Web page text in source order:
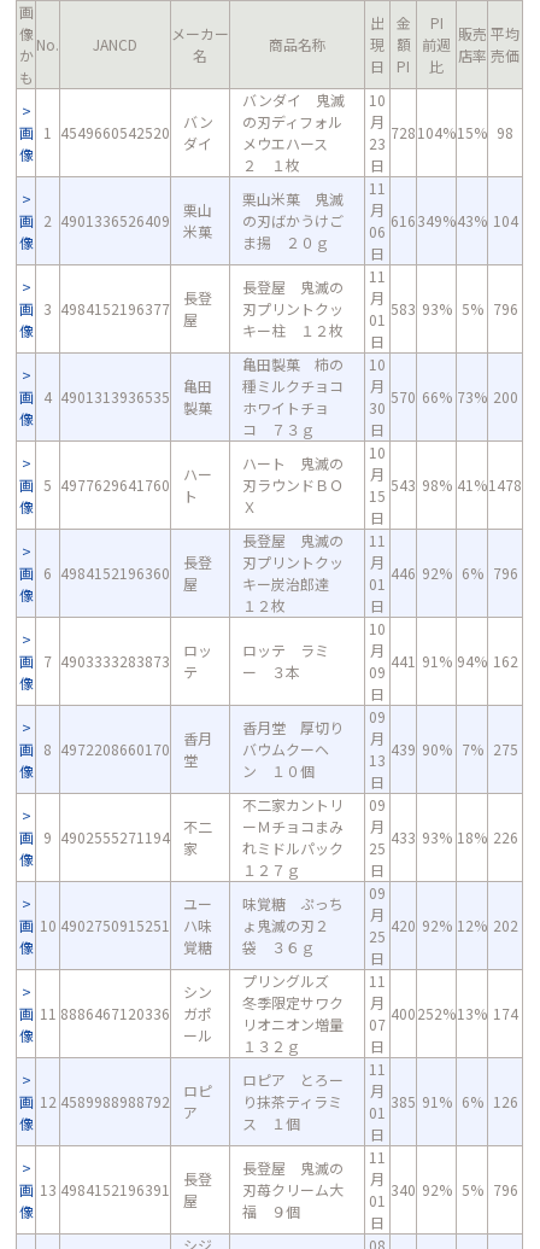
画
像
か
も
No. JANCD
メーカー
名
商品名称
出
現
日
金
額
PI
PI
前週
比
販売
店率
平均
売価
画
像
1 4549660542520
バン
ダイ
バンダイ 鬼滅
の刃ディフォル
メウエハース
２ １枚
10
月
23
日
728104%15% 98
画
像
2 4901336526409
栗山
米菓
栗山米菓 鬼滅
の刃ばかうけご
ま揚 ２０ｇ
11
月
06
日
616349%43% 104
画
像
3 4984152196377
長登
屋
長登屋 鬼滅の
刃プリントクッ
キー柱 １２枚
11
月
01
日
583 93% 5% 796
画
像
4 4901313936535
亀田
製菓
亀田製菓 柿の
種ミルクチョコ
ホワイトチョ
コ ７３ｇ
10
月
30
日
570 66% 73% 200
画
像
5 4977629641760
ハー
ト
ハート 鬼滅の
刃ラウンドＢＯ
Ｘ
10
月
15
日
543 98% 41%1478
画
像
6 4984152196360
長登
屋
長登屋 鬼滅の
刃プリントクッ
キー炭治郎達
１２枚
11
月
01
日
446 92% 6% 796
画
像
7 4903333283873
ロッ
テ
ロッテ ラミ
ー ３本
10
月
09
日
441 91% 94% 162
画
像
8 4972208660170
香月
堂
香月堂 厚切り
バウムクーヘ
ン １０個
09
月
13
日
439 90% 7% 275
画
像
9 4902555271194
不二
家
不二家カントリ
ーＭチョコまみ
れミドルパック
１２７ｇ
09
月
25
日
433 93% 18% 226
画
像
10 4902750915251
ユー
ハ味
覚糖
味覚糖 ぷっち
ょ鬼滅の刃２
袋 ３６ｇ
09
月
25
日
420 92% 12% 202
画
像
11 8886467120336
シン
ガポ
ール
プリングルズ
冬季限定サワク
リオニオン増量
１３２ｇ
11
月
07
日
400252%13% 174
画
像
12 4589988988792
ロピ
ア
ロピア とろー
り抹茶ティラミ
ス １個
11
月
01
日
385 91% 6% 126
画
像
13 4984152196391
長登
屋
長登屋 鬼滅の
刃苺クリーム大
福 ９個
11
月
01
日
340 92% 5% 796
シジ
08